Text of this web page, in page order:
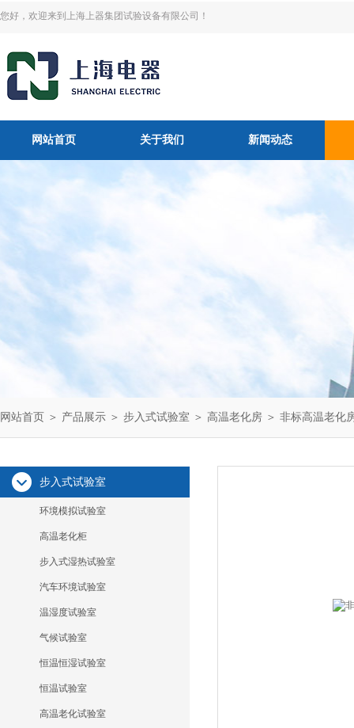
您好，欢迎来到上海上器集团试验设备有限公司！
网站首页 关于我们 新闻动态
网站首页 ＞ 产品展示 ＞ 步入式试验室 ＞ 高温老化房 ＞ 非标高温老化
步入式试验室
环境模拟试验室
高温老化柜
步入式湿热试验室
汽车环境试验室
温湿度试验室
气候试验室
恒温恒湿试验室
恒温试验室
高温老化试验室